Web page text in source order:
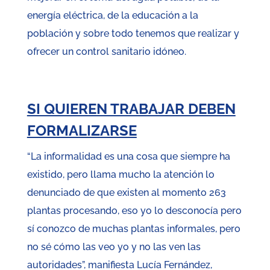
energía eléctrica, de la educación a la
población y sobre todo tenemos que realizar y
ofrecer un control sanitario idóneo.
SI QUIEREN TRABAJAR DEBEN
FORMALIZARSE
“La informalidad es una cosa que siempre ha
existido, pero llama mucho la atención lo
denunciado de que existen al momento 263
plantas procesando, eso yo lo desconocía pero
sí conozco de muchas plantas informales, pero
no sé cómo las veo yo y no las ven las
autoridades”, manifiesta Lucía Fernández,